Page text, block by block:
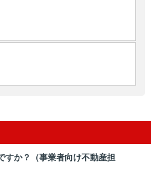
すか？（事業者向け不動産担